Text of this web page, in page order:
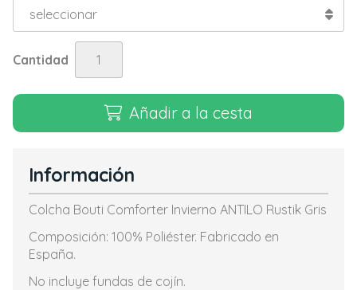
Cantidad
Añadir a la cesta
Información
Colcha Bouti Comforter Invierno ANTILO Rustik Gris
Composición: 100% Poliéster. Fabricado en
España.
No incluye fundas de cojín.